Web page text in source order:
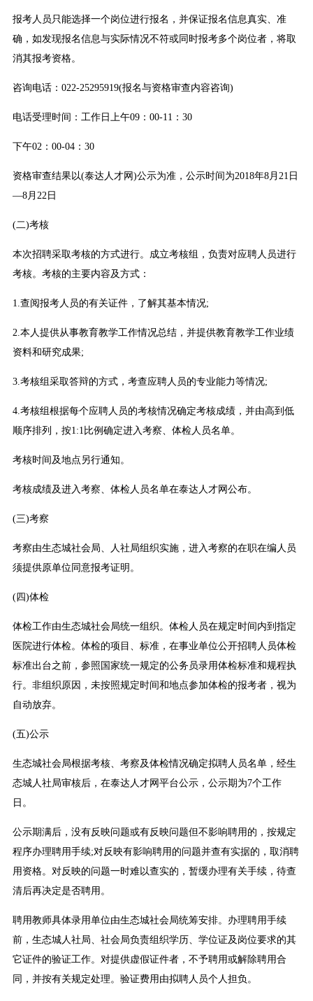
报考人员只能选择一个岗位进行报名，并保证报名信息真实、准
确，如发现报名信息与实际情况不符或同时报考多个岗位者，将取
消其报考资格。
咨询电话：022-25295919(报名与资格审查内容咨询)
电话受理时间：工作日上午09：00-11：30
下午02：00-04：30
资格审查结果以(泰达人才网)公示为准，公示时间为2018年8月21日
—8月22日
(二)考核
本次招聘采取考核的方式进行。成立考核组，负责对应聘人员进行
考核。考核的主要内容及方式：
1.查阅报考人员的有关证件，了解其基本情况;
2.本人提供从事教育教学工作情况总结，并提供教育教学工作业绩
资料和研究成果;
3.考核组采取答辩的方式，考查应聘人员的专业能力等情况;
4.考核组根据每个应聘人员的考核情况确定考核成绩，并由高到低
顺序排列，按1:1比例确定进入考察、体检人员名单。
考核时间及地点另行通知。
考核成绩及进入考察、体检人员名单在泰达人才网公布。
(三)考察
考察由生态城社会局、人社局组织实施，进入考察的在职在编人员
须提供原单位同意报考证明。
(四)体检
体检工作由生态城社会局统一组织。体检人员在规定时间内到指定
医院进行体检。体检的项目、标准，在事业单位公开招聘人员体检
标准出台之前，参照国家统一规定的公务员录用体检标准和规程执
行。非组织原因，未按照规定时间和地点参加体检的报考者，视为
自动放弃。
(五)公示
生态城社会局根据考核、考察及体检情况确定拟聘人员名单，经生
态城人社局审核后，在泰达人才网平台公示，公示期为7个工作
日。
公示期满后，没有反映问题或有反映问题但不影响聘用的，按规定
程序办理聘用手续;对反映有影响聘用的问题并查有实据的，取消聘
用资格。对反映的问题一时难以查实的，暂缓办理有关手续，待查
清后再决定是否聘用。
聘用教师具体录用单位由生态城社会局统筹安排。办理聘用手续
前，生态城人社局、社会局负责组织学历、学位证及岗位要求的其
它证件的验证工作。对提供虚假证件者，不予聘用或解除聘用合
同，并按有关规定处理。验证费用由拟聘人员个人担负。